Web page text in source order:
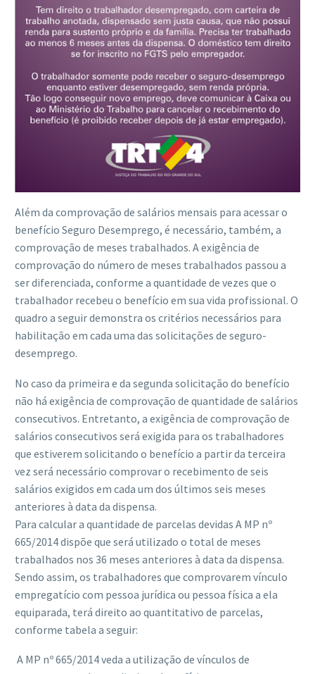
Além da comprovação de salários mensais para acessar o
benefício Seguro Desemprego, é necessário, também, a
comprovação de meses trabalhados. A exigência de
comprovação do número de meses trabalhados passou a
ser diferenciada, conforme a quantidade de vezes que o
trabalhador recebeu o benefício em sua vida profissional. O
quadro a seguir demonstra os critérios necessários para
habilitação em cada uma das solicitações de seguro-
desemprego.
No caso da primeira e da segunda solicitação do benefício
não há exigência de comprovação de quantidade de salários
consecutivos. Entretanto, a exigência de comprovação de
salários consecutivos será exigida para os trabalhadores
que estiverem solicitando o benefício a partir da terceira
vez será necessário comprovar o recebimento de seis
salários exigidos em cada um dos últimos seis meses
anteriores à data da dispensa.
Para calcular a quantidade de parcelas devidas A MP nº
665/2014 dispõe que será utilizado o total de meses
trabalhados nos 36 meses anteriores à data da dispensa.
Sendo assim, os trabalhadores que comprovarem vínculo
empregatício com pessoa jurídica ou pessoa física a ela
equiparada, terá direito ao quantitativo de parcelas,
conforme tabela a seguir:
A MP nº 665/2014 veda a utilização de vínculos de